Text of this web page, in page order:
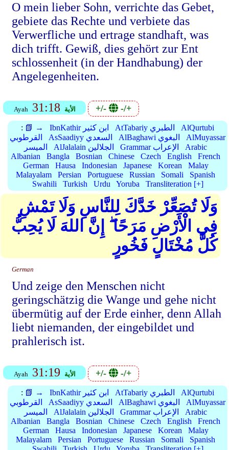
O mein lieber Sohn, verrichte das Gebet,
gebiete das Rechte und verbiete das
Verwerfliche und ertrage standhaft, was
dich trifft. Gewiß, dies gehört zur Ent
schlossenheit (in der Handhabung) der
Angelegenheiten.
Ayah 31:18 الأية +/- -/+
: 📗 → IbnKathir ابن كثير AtTabariy الطبري
AlQurtubi
القرطوبي
AsSaadiyy السعدي AlBaghawi البغوي
AlMuyassar
الميسر
AlJalalain الجلالين Grammar الإعراب
Arabic
Albanian
Bangla Bosnian Chinese Czech English
French
German
Hausa Indonesian Japanese Korean
Malay
Malayalam
Persian Portuguese Russian Somali
Spanish
Swahili
Turkish Urdu Yoruba Transliteration [+]
وَلَا تُصَعِّرْ خَدَّكَ لِلنَّاسِ وَلَا تَمْشِ
فِي الْأَرْضِ مَرَحًا ۖ إِنَّ اللهَ لَا يُحِبُّ
كُلَّ مُخْتَالٍ فَخُورٍ
German
Und zeige den Menschen nicht
geringschätzig die Wange und gehe nicht
übermütig auf der Erde einher, denn Allah
liebt niemanden, der eingebildet und
prahlerisch ist.
Ayah 31:19 الأية +/- -/+
: 📗 → IbnKathir ابن كثير AtTabariy الطبري
AlQurtubi
القرطوبي
AsSaadiyy السعدي AlBaghawi البغوي
AlMuyassar
الميسر
AlJalalain الجلالين Grammar الإعراب
Arabic
Albanian
Bangla Bosnian Chinese Czech English
French
German
Hausa Indonesian Japanese Korean
Malay
Malayalam
Persian Portuguese Russian Somali
Spanish